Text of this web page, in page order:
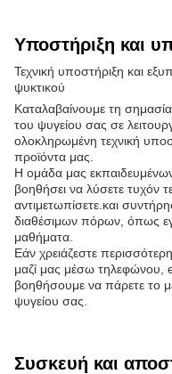
Υποστήριξη και
Τεχνική υποστήριξη και
ψυκτικού
Καταλαβαίνουμε τη
του ψυγείου σας σε
ολοκληρωμένη τεχνική
προϊόντα μας.
Η ομάδα μας εκπαιδευμένων
βοηθήσει να λύσετε τυχόν
αντιμετωπίσετε.και
διαθέσιμων πόρων, όπως
μαθήματα.
Εάν χρειάζεστε
μαζί μας μέσω
βοηθήσουμε να πάρετε το
ψυγείου σας.
Συσκευή και